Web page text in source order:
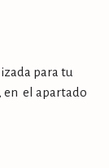
para tu
en el apartado